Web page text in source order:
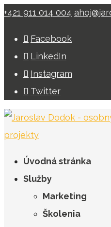
+421 911 014 004
Facebook
LinkedIn
Instagram
Twitter
Úvodná stránka
Služby
Marketing
Školenia